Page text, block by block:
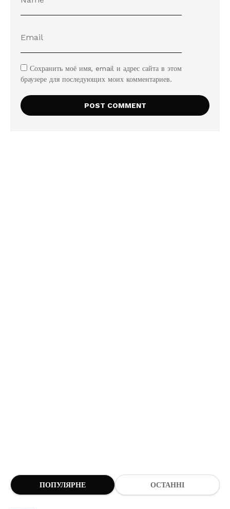
Сохранить моё имя, email и адрес сайта в этом
браузере для последующих моих комментариев.
ПОПУЛЯРНЕ ОСТАННІ